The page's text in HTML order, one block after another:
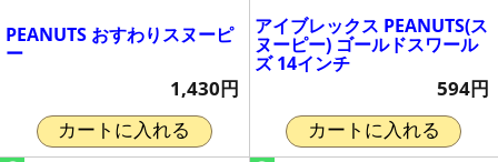
PEANUTS おすわりスヌーピ
ー
1,430円
カートに入れる
アイブレックス PEANUTS(ス
ヌーピー) ゴールドスワール
ズ 14インチ
594円
カートに入れる